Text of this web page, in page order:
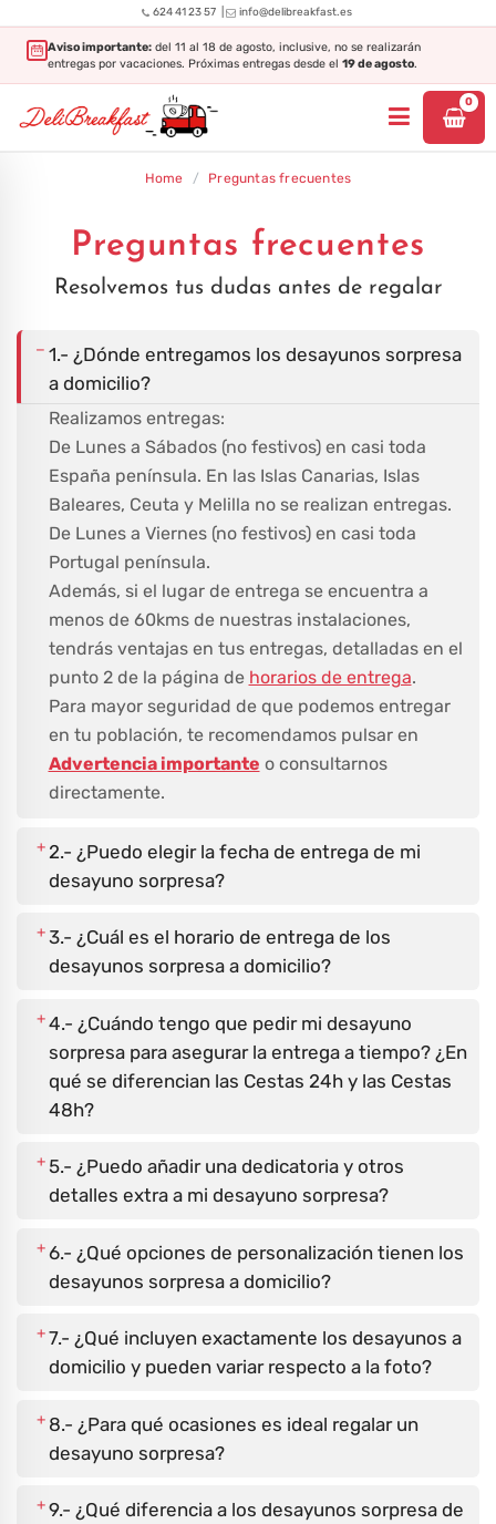
624 41 23 57 info@delibreakfast.es
Aviso importante: del 11 al 18 de agosto, inclusive, no se realizarán
entregas por vacaciones. Próximas entregas desde el 19 de agosto.
0
Home / Preguntas frecuentes
Preguntas frecuentes
Resolvemos tus dudas antes de regalar
− 1.- ¿Dónde entregamos los desayunos sorpresa
a domicilio?
Realizamos entregas:
De Lunes a Sábados (no festivos) en casi toda
España península. En las Islas Canarias, Islas
Baleares, Ceuta y Melilla no se realizan entregas.
De Lunes a Viernes (no festivos) en casi toda
Portugal península.
Además, si el lugar de entrega se encuentra a
menos de 60kms de nuestras instalaciones,
tendrás ventajas en tus entregas, detalladas en el
punto 2 de la página de horarios de entrega.
Para mayor seguridad de que podemos entregar
en tu población, te recomendamos pulsar en
Advertencia importante o consultarnos
directamente.
+ 2.- ¿Puedo elegir la fecha de entrega de mi
desayuno sorpresa?
+ 3.- ¿Cuál es el horario de entrega de los
desayunos sorpresa a domicilio?
+ 4.- ¿Cuándo tengo que pedir mi desayuno
sorpresa para asegurar la entrega a tiempo? ¿En
qué se diferencian las Cestas 24h y las Cestas
48h?
+ 5.- ¿Puedo añadir una dedicatoria y otros
detalles extra a mi desayuno sorpresa?
+ 6.- ¿Qué opciones de personalización tienen los
desayunos sorpresa a domicilio?
+ 7.- ¿Qué incluyen exactamente los desayunos a
domicilio y pueden variar respecto a la foto?
+ 8.- ¿Para qué ocasiones es ideal regalar un
desayuno sorpresa?
+ 9.- ¿Qué diferencia a los desayunos sorpresa de